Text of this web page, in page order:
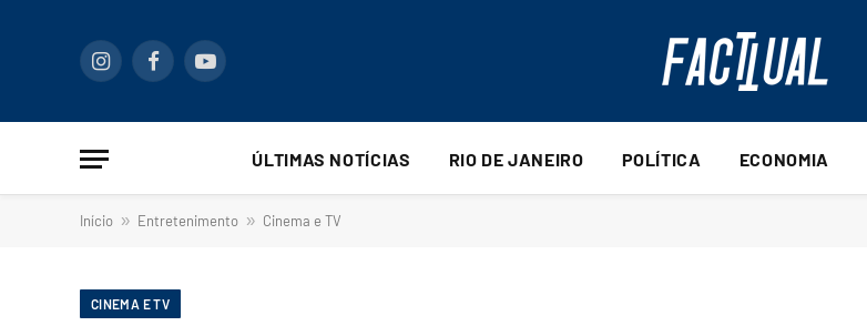
InstagramFacebookYouTube
ÚLTIMAS NOTÍCIAS RIO DE JANEIRO POLÍTICA ECONOMIA
Início » Entretenimento » Cinema e TV
CINEMA E TV